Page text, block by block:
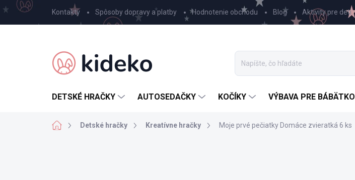
Prejsť
na
obsah
Kontakty Spôsoby dopravy a platby Hodnotenie obchodu Blog Aktivity pre deti
DETSKÉ HRAČKY AUTOSEDAČKY KOČÍKY VÝBAVA PRE BÁBÄTKO
DomovDetské hračky Kreatívne hračky Moje prvé pečiatky Domáce zvieratká 6 ks